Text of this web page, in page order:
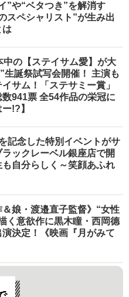
”や“ベタつき”を解消す
スペシャリスト”が生み出
は
中の【ステイサム愛】が大
生誕祭試写会開催！ 主演も
サム！「ステサミー賞」
941票 全54作品の栄冠に
!?】
記念した特別イベントがサ
ックレーベル銀座店で開
自分らしく～笑顔あふれ
＆娘・渡邉直子監督》“女性
く意欲作に黒木瞳・西岡德
決定！《映画『月がみて